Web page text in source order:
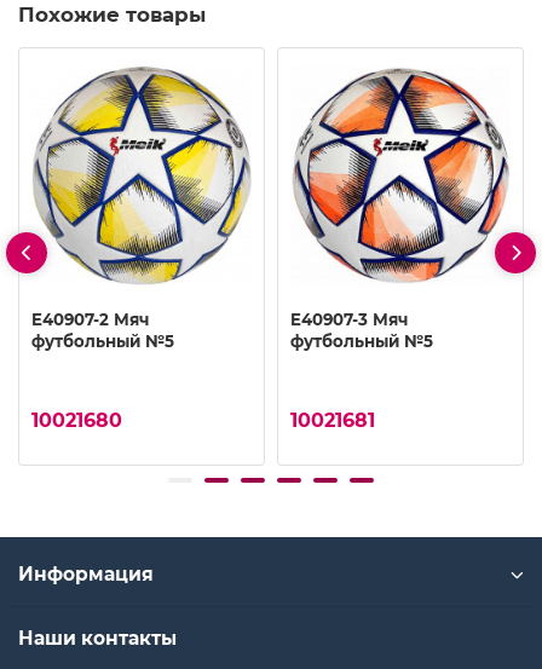
Похожие товары
E40907-2 Мяч
футбольный №5
10021680
E40907-3 Мяч
футбольный №5
10021681
Информация
Наши контакты